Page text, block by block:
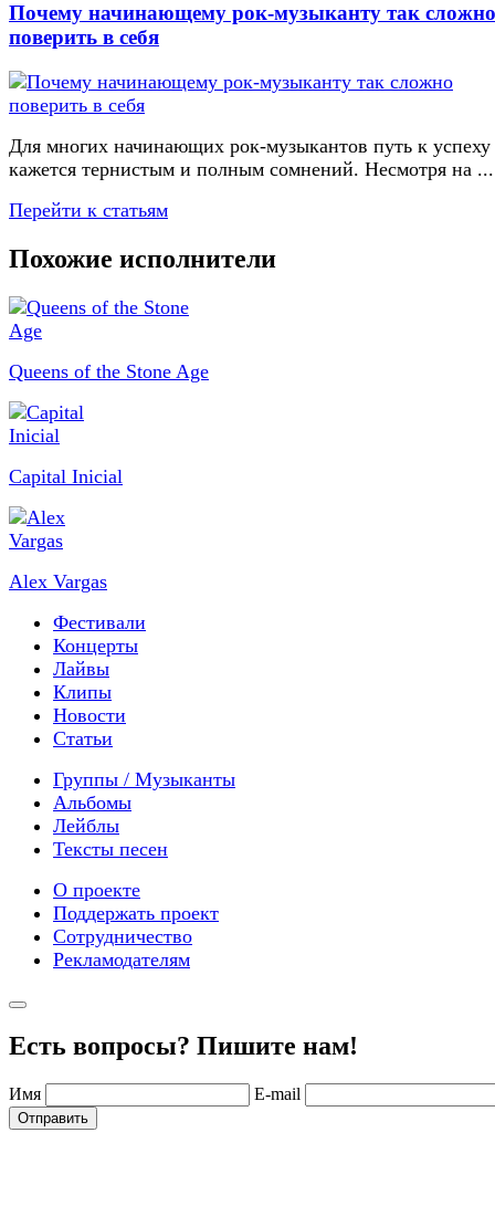
Почему начинающему рок-музыканту так сложно
поверить в себя
Для многих начинающих рок-музыкантов путь к успеху
кажется тернистым и полным сомнений. Несмотря на ...
Перейти к статьям
Похожие исполнители
Queens of the Stone Age
Capital Inicial
Alex Vargas
Фестивали
Концерты
Лайвы
Клипы
Новости
Статьи
Группы / Музыканты
Альбомы
Лейблы
Тексты песен
О проекте
Поддержать проект
Сотрудничество
Рекламодателям
Есть вопросы? Пишите нам!
Имя E-mail